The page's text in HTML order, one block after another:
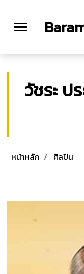
วัชระ ป
หน้าหลัก ศิลปิน